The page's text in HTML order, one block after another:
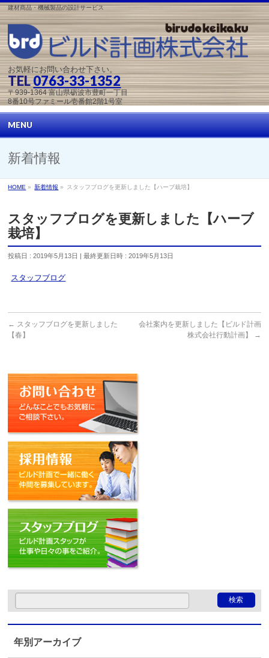
建材商品・機械製品の設計サービス
お気軽にお問い合わせ下さい。
TEL0763-33-1352
〒939-1364 富山県砺波市豊町一丁目
8番10号ファミール壱番館2階1号室
MENU
新着情報
HOME » 新着情報 » スタッフブログを更新しました【ハーブ栽培】
スタッフブログを更新しました【ハーブ
栽培】
投稿日 : 2019年5月13日 最終更新日時 : 2019年5月13日
スタッフブログ
← スタッフブログを更新しました
【春】
会社案内を更新しました【ビルド計画
株式会社行動計画】
→
年別アーカイブ